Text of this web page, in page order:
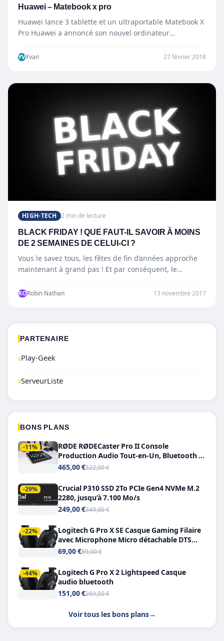
Huawei – Matebook x pro
Huawei lance 3 tablette et un ultraportable Matebook X
Pro Huawei a annoncé son nouvel ordinateur
YVYvan 27 février 2018
HIGH-TECH 2 min de lecture
BLACK FRIDAY ! QUE FAUT-IL SAVOIR À MOINS
DE 2 SEMAINES DE CELUI-CI ?
Vous le savez tous, les fêtes de fin d’années approche
maintenant à grand pas ! Et par conséquent, le…
RORobin Nathan 13 novembre 2017
PARTENAIRE
›Play-Geek
›ServeurListe
BONS PLANS
-11%
RØDE RØDECaster Pro II Console
Production Audio Tout-en-Un, Bluetooth et
Double USB-C
465,00 €522,00 €
-29%
Crucial P310 SSD 2To PCIe Gen4 NVMe M.2
2280, jusqu’à 7.100 Mo/s
249,00 €349,00 €
-22%
Logitech G Pro X SE Casque Gaming Filaire
avec Microphone Micro détachable DTS
Headphone X 7.1
69,00 €89,00 €
-44%
Logitech G Pro X 2 Lightspeed Casque
audio bluetooth
151,00 €269,00 €
Voir tous les bons plans→